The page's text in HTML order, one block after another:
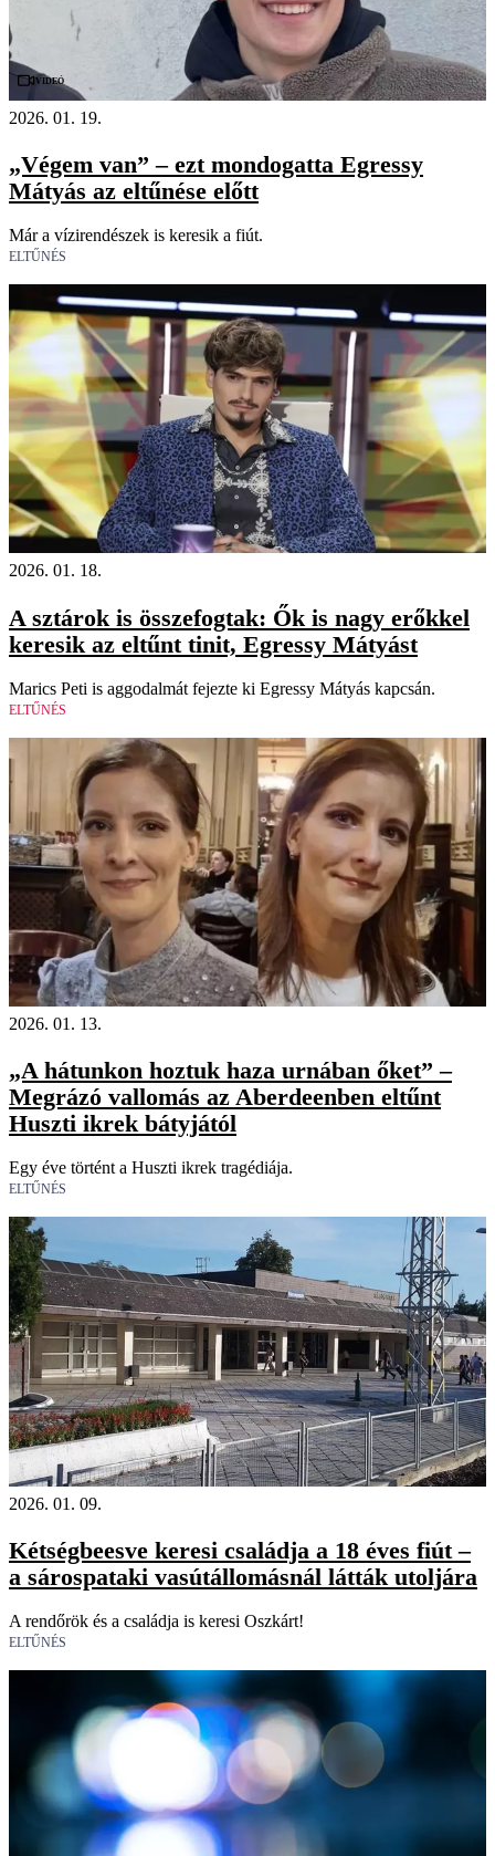
Videó
2026. 01. 19.
„Végem van” – ezt mondogatta Egressy
Mátyás az eltűnése előtt
Már a vízirendészek is keresik a fiút.
ELTŰNÉS
2026. 01. 18.
A sztárok is összefogtak: Ők is nagy erőkkel
keresik az eltűnt tinit, Egressy Mátyást
Marics Peti is aggodalmát fejezte ki Egressy Mátyás kapcsán.
ELTŰNÉS
2026. 01. 13.
„A hátunkon hoztuk haza urnában őket” –
Megrázó vallomás az Aberdeenben eltűnt
Huszti ikrek bátyjától
Egy éve történt a Huszti ikrek tragédiája.
ELTŰNÉS
2026. 01. 09.
Kétségbeesve keresi családja a 18 éves fiút –
a sárospataki vasútállomásnál látták utoljára
A rendőrök és a családja is keresi Oszkárt!
ELTŰNÉS